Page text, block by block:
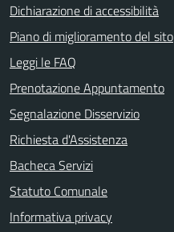
Dichiarazione di accessibilità
Piano di miglioramento del sito
Leggi le FAQ
Prenotazione Appuntamento
Segnalazione Disservizio
Richiesta d'Assistenza
Bacheca Servizi
Statuto Comunale
Informativa privacy